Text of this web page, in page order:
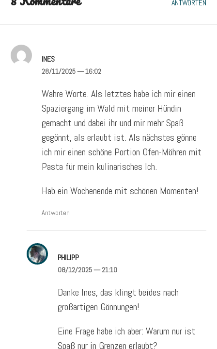
ANTWORTEN
INES
28/11/2025— 16:02
Wahre Worte. Als letztes habe ich mir einen
Spaziergang im Wald mit meiner Hündin
gemacht und dabei ihr und mir mehr Spaß
gegönnt, als erlaubt ist. Als nächstes gönne
ich mir einen schöne Portion Ofen-Möhren mit
Pasta für mein kulinarisches Ich.
Hab ein Wochenende mit schönen Momenten!
Antworten
PHILIPP
08/12/2025— 21:10
Danke Ines, das klingt beides nach
großartigen Gönnungen!
Eine Frage habe ich aber: Warum nur ist
Spaß nur in Grenzen erlaubt?